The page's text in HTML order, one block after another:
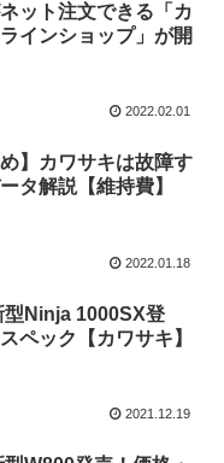
ット注文できる「カ
インショップ」が開
2022.02.01
め】カワサキは故障す
タ解説【維持費】
2022.01.18
型Ninja 1000SX登
ペック【カワサキ】
2021.12.19